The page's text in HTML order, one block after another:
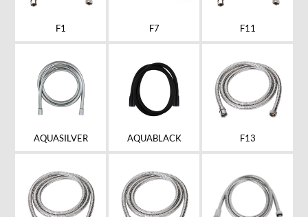
F1 F7 F11
AQUASILVER AQUABLACK F13